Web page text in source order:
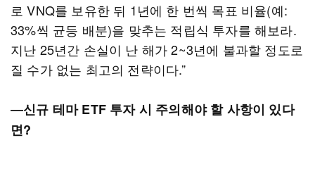
로 VNQ를 보유한 뒤 1년에 한 번씩 목표 비율(예:
33%씩 균등 배분)을 맞추는 적립식 투자를 해보라.
지난 25년간 손실이 난 해가 2~3년에 불과할 정도로
질 수가 없는 최고의 전략이다.”
―신규 테마 ETF 투자 시 주의해야 할 사항이 있다
면?